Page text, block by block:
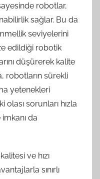
robotlar,
sağlar. Bu da
seviyelerini
edildiği robotik
düşürerek kalite
robotların sürekli
yetenekleri
sorunları hızla
da
ve hızı
sınırlı